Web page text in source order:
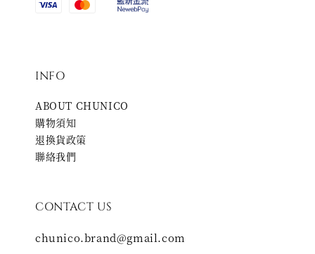
INFO
ABOUT CHUNICO
購物須知
退換貨政策
聯絡我們
CONTACT US
chunico.brand@gmail.com